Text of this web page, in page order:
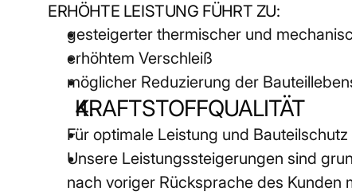
ERHÖHTE LEISTUNG FÜHRT ZU:
gesteigerter thermischer und
erhöhtem Verschleiß
möglicher Reduzierung der
KRAFTSTOFFQUALITÄT
Für optimale Leistung und
Unsere Leistungssteigerungen sind
nach voriger Rücksprache des Kunden